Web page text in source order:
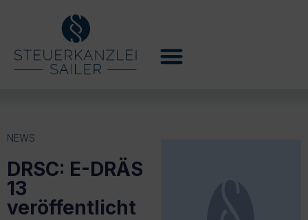
NEWS
DRSC: E-DRÄS
13
veröffentlicht